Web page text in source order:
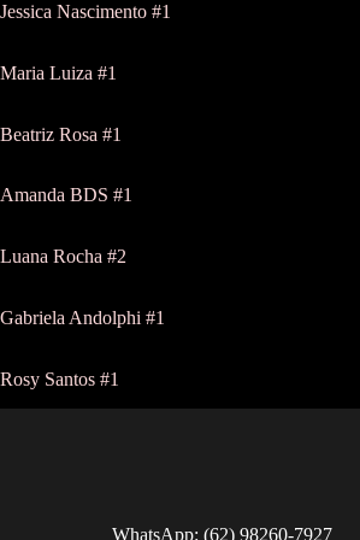
Jessica Nascimento #1
Maria Luiza #1
Beatriz Rosa #1
Amanda BDS #1
Luana Rocha #2
Gabriela Andolphi #1
Rosy Santos #1
WhatsApp: (62) 98260-7927